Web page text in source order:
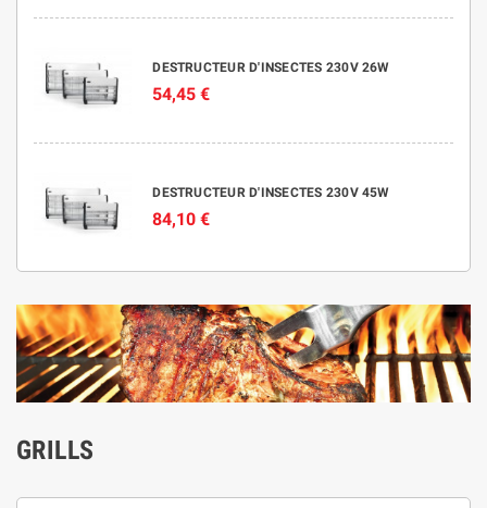
DESTRUCTEUR D'INSECTES 230V 26W
54,45 €
DESTRUCTEUR D'INSECTES 230V 45W
84,10 €
GRILLS